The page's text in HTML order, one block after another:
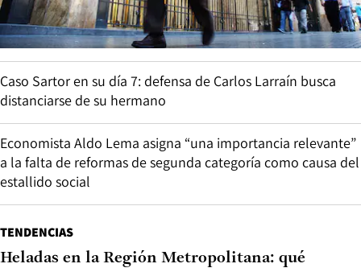
Caso Sartor en su día 7: defensa de Carlos Larraín busca
distanciarse de su hermano
Economista Aldo Lema asigna “una importancia relevante”
a la falta de reformas de segunda categoría como causa del
estallido social
TENDENCIAS
Heladas en la Región Metropolitana: qué